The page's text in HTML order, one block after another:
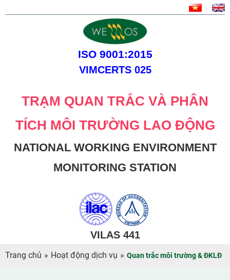
ISO 9001:2015
VIMCERTS 025
TRẠM QUAN TRẮC VÀ PHÂN
TÍCH MÔI TRƯỜNG LAO ĐỘNG
NATIONAL WORKING ENVIRONMENT
MONITORING STATION
VILAS 441
Trang chủ » Hoạt động dịch vụ » Quan trắc môi trường & ĐKLĐ